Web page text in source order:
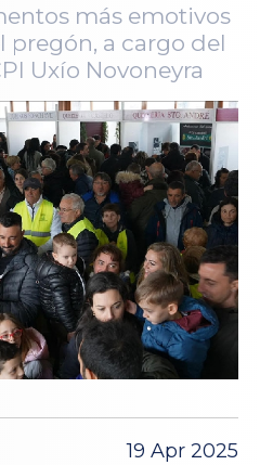
más emotivos
pregón, a cargo del
Uxío Novoneyra
19 Apr 2025